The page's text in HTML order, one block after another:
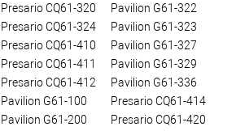
Presario CQ61-320
Pavilion G61-322
Presario CQ61-324
Pavilion G61-323
Presario CQ61-410
Pavilion G61-327
Presario CQ61-411
Pavilion G61-329
Presario CQ61-412
Pavilion G61-336
Pavilion G61-100
Presario CQ61-414
Pavilion G61-200
Presario CQ61-420